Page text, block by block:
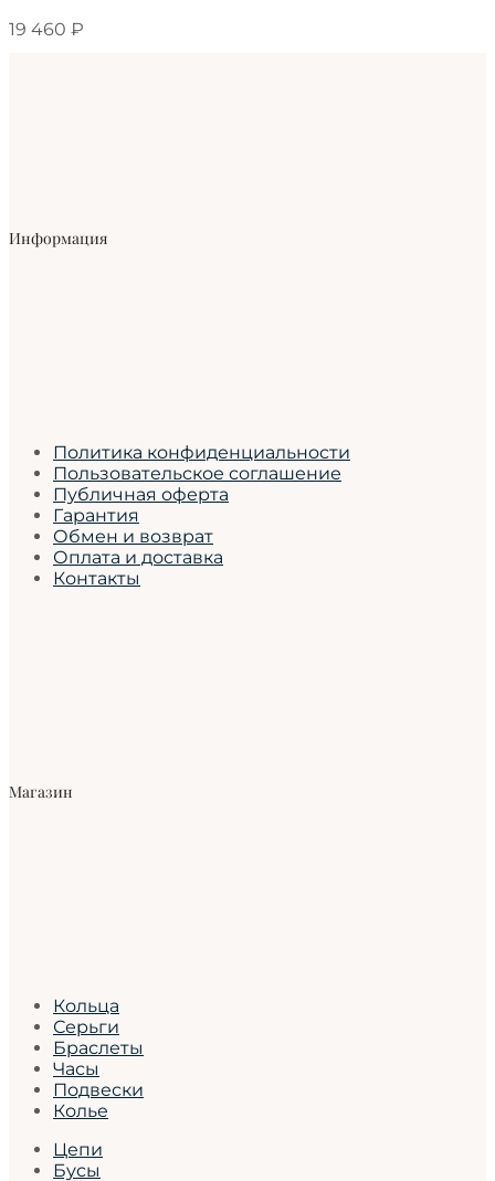
19 460 ₽
Информация
Политика конфиденциальности
Пользовательское соглашение
Публичная оферта
Гарантия
Обмен и возврат
Оплата и доставка
Контакты
Магазин
Кольца
Серьги
Браслеты
Часы
Подвески
Колье
Цепи
Бусы